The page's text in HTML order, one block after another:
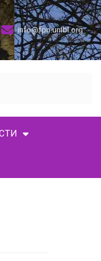
info@fpn.unibl.org